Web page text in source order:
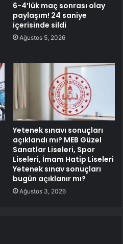
6-4’lük maç sonrası olay
paylaşım! 24 saniye
içerisinde sildi
Ağustos 5, 2026
Yetenek sınavı sonuçları
açıklandı mı? MEB Güzel
Sanatlar Liseleri, Spor
Liseleri, İmam Hatip Liseleri
Yetenek sınav sonuçları
bugün açıklanır mı?
Ağustos 3, 2026